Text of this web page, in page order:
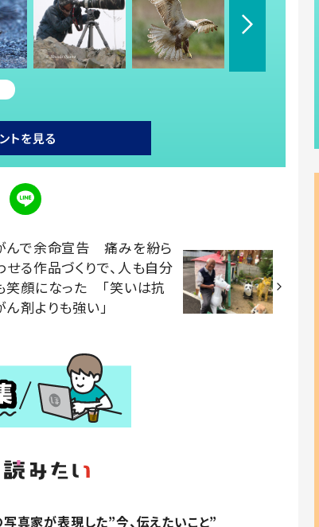
トを見る
んで余命宣告 痛みを紛ら
せる作品づくりで、人も自分
笑顔になった 「笑いは抗
ん剤よりも強い」
写真家が表現した”今、伝えたいこと”